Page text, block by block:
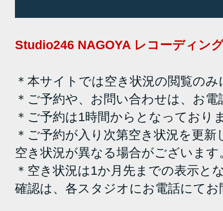
Studio246 NAGOYA レコーディン
＊本サイトでは空き状況の閲覧の
＊ご予約や、お問い合わせは、お
＊ご予約は1時間からとなっており
＊ご予約が入り次第空き状況を更
空き状況が異なる場合がございます
＊空き状況は1か月先までの表示と
確認は、各スタジオにお電話にて